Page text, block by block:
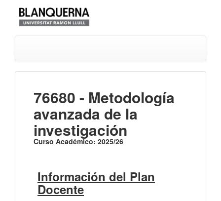
76680 - Metodología
avanzada de la
investigación
Curso Académico: 2025/26
Información del Plan
Docente